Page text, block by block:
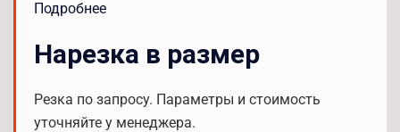
Подробнее
Нарезка в размер
Резка по запросу. Параметры и стоимость
уточняйте у менеджера.